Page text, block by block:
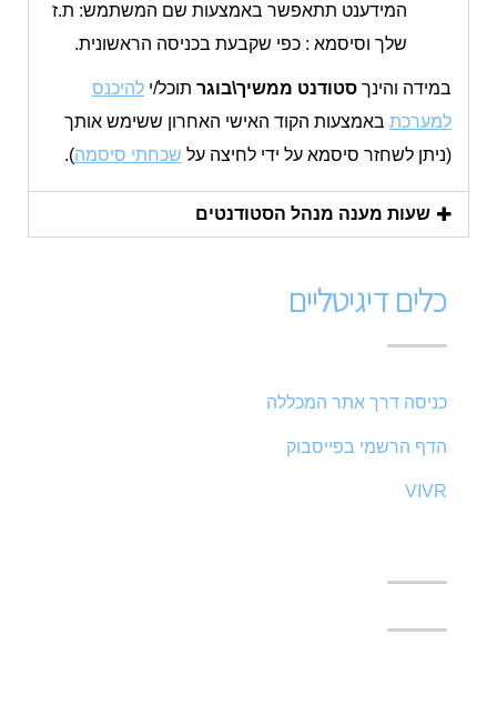
המידענט תתאפשר באמצעות שם המשתמש: ת.ז
שלך וסיסמא : כפי שקבעת בכניסה הראשונית.
במידה והינך סטודנט ממשיך\בוגר תוכל/י להיכנס
למערכת באמצעות הקוד האישי האחרון ששימש אותך
(ניתן לשחזר סיסמא על ידי לחיצה על שכחתי סיסמה).
שעות מענה מנהל הסטודנטים
כלים דיגיטליים
כניסה דרך אתר המכללה
הדף הרשמי בפייסבוק
VIVR